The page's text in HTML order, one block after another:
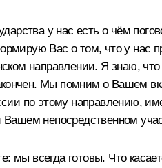
у нас есть о чём
Вас о том, что у нас
направлении. Я знаю,
Мы помним о Вашем
по этому направлению,
непосредственном
мы всегда готовы. Что